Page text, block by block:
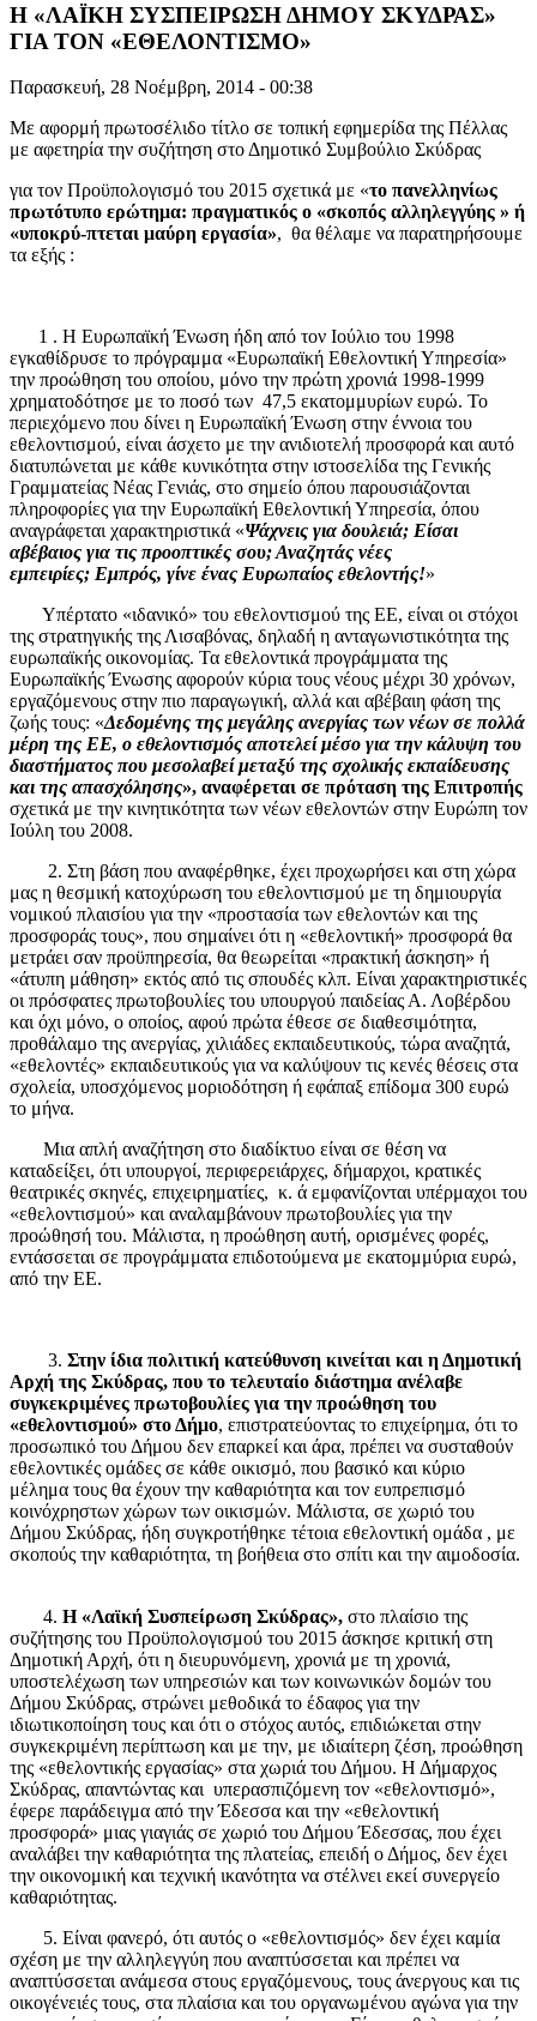
Η «ΛΑΪΚΗ ΣΥΣΠΕΙΡΩΣΗ ΔΗΜΟΥ ΣΚΥΔΡΑΣ»
ΓΙΑ ΤΟΝ «ΕΘΕΛΟΝΤΙΣΜΟ»
Παρασκευή, 28 Νοέμβρη, 2014 - 00:38
Με αφορμή πρωτοσέλιδο τίτλο σε τοπική εφημερίδα της Πέλλας
με αφετηρία την συζήτηση στο Δημοτικό Συμβούλιο Σκύδρας
για τον Προϋπολογισμό του 2015 σχετικά με «το πανελληνίως
πρωτότυπο ερώτημα: πραγματικός ο «σκοπός αλληλεγγύης » ή
«υποκρύ-πτεται μαύρη εργασία», θα θέλαμε να παρατηρήσουμε
τα εξής :
1 . Η Ευρωπαϊκή Ένωση ήδη από τον Ιούλιο του 1998
εγκαθίδρυσε το πρόγραμμα «Ευρωπαϊκή Εθελοντική Υπηρεσία»
την προώθηση του οποίου, μόνο την πρώτη χρονιά 1998-1999
χρηματοδότησε με το ποσό των 47,5 εκατομμυρίων ευρώ. Το
περιεχόμενο που δίνει η Ευρωπαϊκή Ένωση στην έννοια του
εθελοντισμού, είναι άσχετο με την ανιδιοτελή προσφορά και αυτό
διατυπώνεται με κάθε κυνικότητα στην ιστοσελίδα της Γενικής
Γραμματείας Νέας Γενιάς, στο σημείο όπου παρουσιάζονται
πληροφορίες για την Ευρωπαϊκή Εθελοντική Υπηρεσία, όπου
αναγράφεται χαρακτηριστικά «Ψάχνεις για δουλειά; Είσαι
αβέβαιος για τις προοπτικές σου; Αναζητάς νέες
εμπειρίες; Εμπρός, γίνε ένας Ευρωπαίος εθελοντής!»
Υπέρτατο «ιδανικό» του εθελοντισμού της ΕΕ, είναι οι στόχοι
της στρατηγικής της Λισαβόνας, δηλαδή η ανταγωνιστικότητα της
ευρωπαϊκής οικονομίας. Τα εθελοντικά προγράμματα της
Ευρωπαϊκής Ένωσης αφορούν κύρια τους νέους μέχρι 30 χρόνων,
εργαζόμενους στην πιο παραγωγική, αλλά και αβέβαιη φάση της
ζωής τους: «Δεδομένης της μεγάλης ανεργίας των νέων σε πολλά
μέρη της ΕΕ, ο εθελοντισμός αποτελεί μέσο για την κάλυψη του
διαστήματος που μεσολαβεί μεταξύ της σχολικής εκπαίδευσης
και της απασχόλησης», αναφέρεται σε πρόταση της Επιτροπής
σχετικά με την κινητικότητα των νέων εθελοντών στην Ευρώπη τον
Ιούλη του 2008.
2. Στη βάση που αναφέρθηκε, έχει προχωρήσει και στη χώρα
μας η θεσμική κατοχύρωση του εθελοντισμού με τη δημιουργία
νομικού πλαισίου για την «προστασία των εθελοντών και της
προσφοράς τους», που σημαίνει ότι η «εθελοντική» προσφορά θα
μετράει σαν προϋπηρεσία, θα θεωρείται «πρακτική άσκηση» ή
«άτυπη μάθηση» εκτός από τις σπουδές κλπ. Είναι χαρακτηριστικές
οι πρόσφατες πρωτοβουλίες του υπουργού παιδείας Α. Λοβέρδου
και όχι μόνο, ο οποίος, αφού πρώτα έθεσε σε διαθεσιμότητα,
προθάλαμο της ανεργίας, χιλιάδες εκπαιδευτικούς, τώρα αναζητά,
«εθελοντές» εκπαιδευτικούς για να καλύψουν τις κενές θέσεις στα
σχολεία, υποσχόμενος μοριοδότηση ή εφάπαξ επίδομα 300 ευρώ
το μήνα.
Μια απλή αναζήτηση στο διαδίκτυο είναι σε θέση να
καταδείξει, ότι υπουργοί, περιφερειάρχες, δήμαρχοι, κρατικές
θεατρικές σκηνές, επιχειρηματίες, κ. ά εμφανίζονται υπέρμαχοι του
«εθελοντισμού» και αναλαμβάνουν πρωτοβουλίες για την
προώθησή του. Μάλιστα, η προώθηση αυτή, ορισμένες φορές,
εντάσσεται σε προγράμματα επιδοτούμενα με εκατομμύρια ευρώ,
από την ΕΕ.
3. Στην ίδια πολιτική κατεύθυνση κινείται και η Δημοτική
Αρχή της Σκύδρας, που το τελευταίο διάστημα ανέλαβε
συγκεκριμένες πρωτοβουλίες για την προώθηση του
«εθελοντισμού» στο Δήμο, επιστρατεύοντας το επιχείρημα, ότι το
προσωπικό του Δήμου δεν επαρκεί και άρα, πρέπει να συσταθούν
εθελοντικές ομάδες σε κάθε οικισμό, που βασικό και κύριο
μέλημα τους θα έχουν την καθαριότητα και τον ευπρεπισμό
κοινόχρηστων χώρων των οικισμών. Μάλιστα, σε χωριό του
Δήμου Σκύδρας, ήδη συγκροτήθηκε τέτοια εθελοντική ομάδα , με
σκοπούς την καθαριότητα, τη βοήθεια στο σπίτι και την αιμοδοσία.
4. Η «Λαϊκή Συσπείρωση Σκύδρας», στο πλαίσιο της
συζήτησης του Προϋπολογισμού του 2015 άσκησε κριτική στη
Δημοτική Αρχή, ότι η διευρυνόμενη, χρονιά με τη χρονιά,
υποστελέχωση των υπηρεσιών και των κοινωνικών δομών του
Δήμου Σκύδρας, στρώνει μεθοδικά το έδαφος για την
ιδιωτικοποίηση τους και ότι ο στόχος αυτός, επιδιώκεται στην
συγκεκριμένη περίπτωση και με την, με ιδιαίτερη ζέση, προώθηση
της «εθελοντικής εργασίας» στα χωριά του Δήμου. Η Δήμαρχος
Σκύδρας, απαντώντας και υπερασπιζόμενη τον «εθελοντισμό»,
έφερε παράδειγμα από την Έδεσσα και την «εθελοντική
προσφορά» μιας γιαγιάς σε χωριό του Δήμου Έδεσσας, που έχει
αναλάβει την καθαριότητα της πλατείας, επειδή ο Δήμος, δεν έχει
την οικονομική και τεχνική ικανότητα να στέλνει εκεί συνεργείο
καθαριότητας.
5. Είναι φανερό, ότι αυτός ο «εθελοντισμός» δεν έχει καμία
σχέση με την αλληλεγγύη που αναπτύσσεται και πρέπει να
αναπτύσσεται ανάμεσα στους εργαζόμενους, τους άνεργους και τις
οικογένειές τους, στα πλαίσια και του οργανωμένου αγώνα για την